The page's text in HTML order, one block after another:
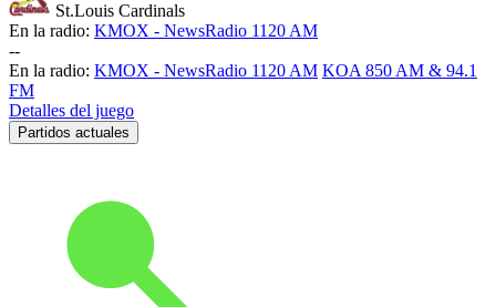
St.Louis Cardinals
En la radio: KMOX - NewsRadio 1120 AM
--
En la radio: KMOX - NewsRadio 1120 AM KOA 850 AM & 94.1
FM
Detalles del juego
Partidos actuales